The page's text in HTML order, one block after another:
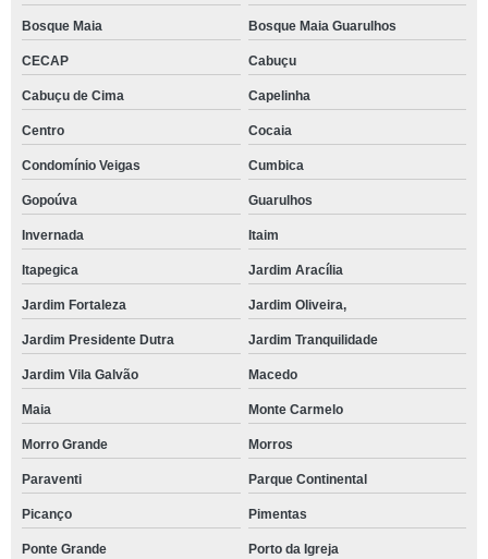
Bosque Maia Bosque Maia Guarulhos
CECAP Cabuçu
Cabuçu de Cima Capelinha
Centro Cocaia
Condomínio Veigas Cumbica
Gopoúva Guarulhos
Invernada Itaim
Itapegica Jardim Aracília
Jardim Fortaleza Jardim Oliveira,
Jardim Presidente Dutra Jardim Tranquilidade
Jardim Vila Galvão Macedo
Maia Monte Carmelo
Morro Grande Morros
Paraventi Parque Continental
Picanço Pimentas
Ponte Grande Porto da Igreja